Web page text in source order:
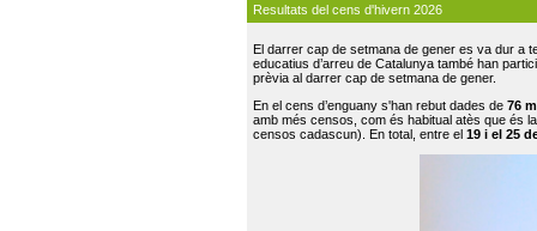
Resultats del cens d'hivern 2026
El darrer cap de setmana de gener es va dur a
educatius d’arreu de Catalunya també han
prèvia al darrer cap de setmana de gener.
En el cens d’enguany s'han rebut dades de 76
amb més censos, com és habitual atès que és
censos cadascun). En total, entre el 19 i el 25